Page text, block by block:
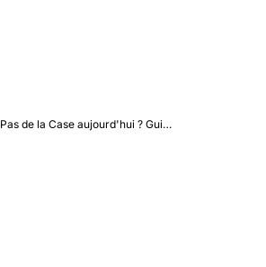
de la Case aujourd'hui ? Gui…